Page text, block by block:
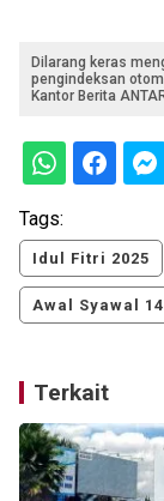
Dilarang keras
pengindeksan
Kantor Berita
Tags:
Idul Fitri 2025
Awal Syawal
Terkait